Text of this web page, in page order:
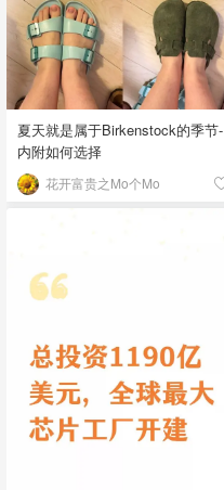
夏天就是属于Birkenstock的季节-
内附如何选择
花开富贵之Mo个Mo